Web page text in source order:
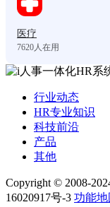
医疗
7620人在用
行业动态
HR专业知识
科技前沿
产品
其他
Copyright © 2008-
16020917号-3 功能地